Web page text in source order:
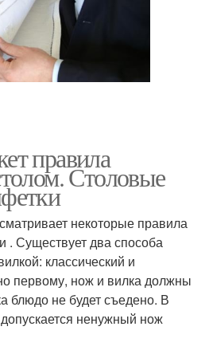
правила
Столовые
некоторые правила
. Существует два способа
классический и
первому, нож и вилка должны
блюдо не будет съедено. В
ненужный нож